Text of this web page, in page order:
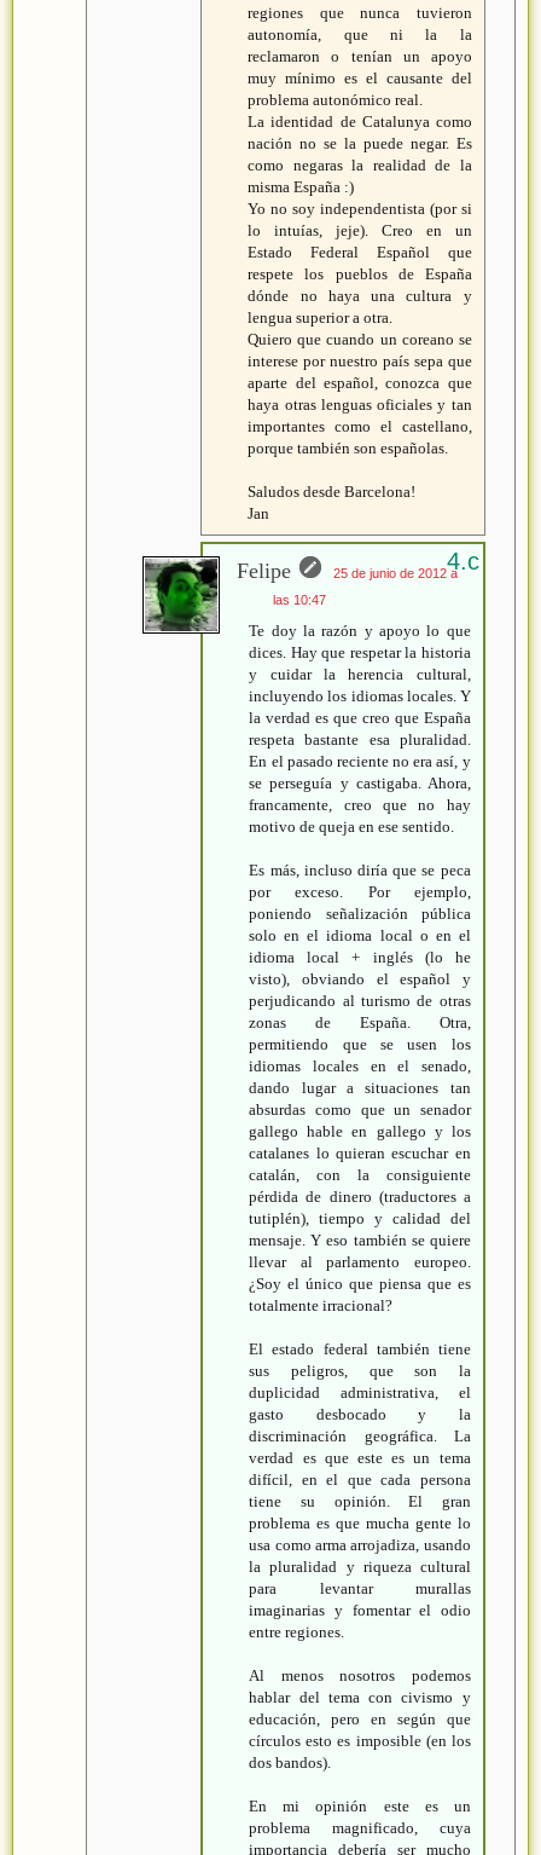
regiones que nunca tuvieron
autonomía, que ni la la
reclamaron o tenían un apoyo
muy mínimo es el causante del
problema autonómico real.
La identidad de Catalunya como
nación no se la puede negar. Es
como negaras la realidad de la
misma España :)
Yo no soy independentista (por si
lo intuías, jeje). Creo en un
Estado Federal Español que
respete los pueblos de España
dónde no haya una cultura y
lengua superior a otra.
Quiero que cuando un coreano se
interese por nuestro país sepa que
aparte del español, conozca que
haya otras lenguas oficiales y tan
importantes como el castellano,
porque también son españolas.
Saludos desde Barcelona!
Jan
Felipe
25 de junio de 2012 a
las 10:47
Te doy la razón y apoyo lo que
dices. Hay que respetar la historia
y cuidar la herencia cultural,
incluyendo los idiomas locales. Y
la verdad es que creo que España
respeta bastante esa pluralidad.
En el pasado reciente no era así, y
se perseguía y castigaba. Ahora,
francamente, creo que no hay
motivo de queja en ese sentido.
Es más, incluso diría que se peca
por exceso. Por ejemplo,
poniendo señalización pública
solo en el idioma local o en el
idioma local + inglés (lo he
visto), obviando el español y
perjudicando al turismo de otras
zonas de España. Otra,
permitiendo que se usen los
idiomas locales en el senado,
dando lugar a situaciones tan
absurdas como que un senador
gallego hable en gallego y los
catalanes lo quieran escuchar en
catalán, con la consiguiente
pérdida de dinero (traductores a
tutiplén), tiempo y calidad del
mensaje. Y eso también se quiere
llevar al parlamento europeo.
¿Soy el único que piensa que es
totalmente irracional?
El estado federal también tiene
sus peligros, que son la
duplicidad administrativa, el
gasto desbocado y la
discriminación geográfica. La
verdad es que este es un tema
difícil, en el que cada persona
tiene su opinión. El gran
problema es que mucha gente lo
usa como arma arrojadiza, usando
la pluralidad y riqueza cultural
para levantar murallas
imaginarias y fomentar el odio
entre regiones.
Al menos nosotros podemos
hablar del tema con civismo y
educación, pero en según que
círculos esto es imposible (en los
dos bandos).
En mi opinión este es un
problema magnificado, cuya
importancia debería ser mucho